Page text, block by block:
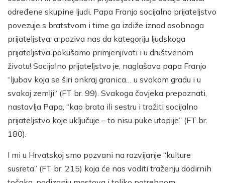
određene skupine ljudi. Papa Franjo socijalno prijateljstvo
povezuje s bratstvom i time ga izdiže iznad osobnoga
prijateljstva, a poziva nas da kategoriju ljudskoga
prijateljstva pokušamo primjenjivati i u društvenom
životu! Socijalno prijateljstvo je, naglašava papa Franjo
“ljubav koja se širi onkraj granica… u svakom gradu i u
svakoj zemlji“ (FT br. 99). Svakoga čovjeka prepoznati,
nastavlja Papa, “kao brata ili sestru i tražiti socijalno
prijateljstvo koje uključuje – to nisu puke utopije” (FT br.
180).
I mi u Hrvatskoj smo pozvani na razvijanje “kulture
susreta” (FT br. 215) koja će nas voditi traženju dodirnih